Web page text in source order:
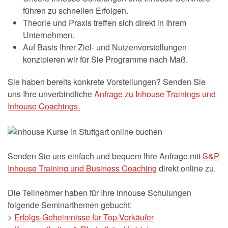
führen zu schnellen Erfolgen.
Theorie und Praxis treffen sich direkt in Ihrem
Unternehmen.
Auf Basis Ihrer Ziel- und Nutzenvorstellungen
konzipieren wir für Sie Programme nach Maß.
Sie haben bereits konkrete Vorstellungen? Senden Sie
uns Ihre unverbindlicheAnfrage zu Inhouse Trainings und
Inhouse Coachings.
Senden Sie uns einfach und bequem Ihre Anfrage mitS&P
Inhouse Training und Business Coaching direkt online zu.
Die Teilnehmer haben für Ihre Inhouse Schulungen
folgende Seminarthemen gebucht:
> Erfolgs-Geheimnisse für Top-Verkäufer